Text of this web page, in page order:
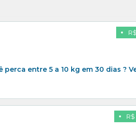
entre 5 a 10 kg em 30 dias ?
R$